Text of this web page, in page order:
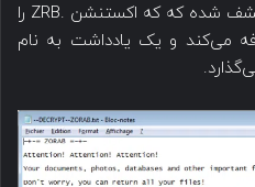
باج افزار جدیدی به نام Zorab کشف شده که که اکستنشن .ZRB را
می‌کند و یک یادداشت به نام